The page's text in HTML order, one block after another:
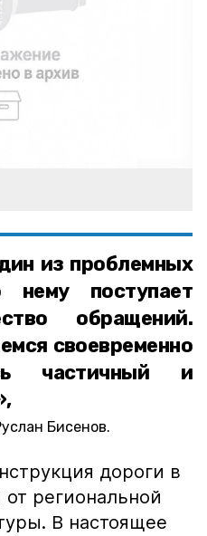
из проблемных
поступает
обращений.
своевременно
частичный и
Бисенов.
дороги в
региональной
В настоящее